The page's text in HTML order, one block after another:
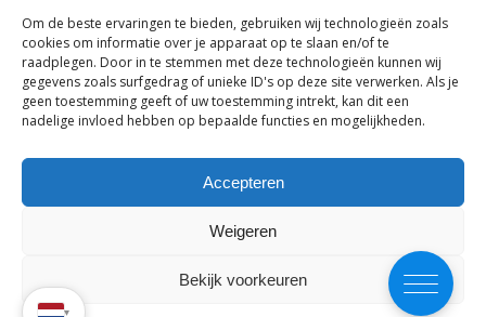
Om de beste ervaringen te bieden, gebruiken wij technologieën zoals
cookies om informatie over je apparaat op te slaan en/of te
raadplegen. Door in te stemmen met deze technologieën kunnen wij
gegevens zoals surfgedrag of unieke ID's op deze site verwerken. Als je
geen toestemming geeft of uw toestemming intrekt, kan dit een
nadelige invloed hebben op bepaalde functies en mogelijkheden.
Accepteren
Weigeren
Bekijk voorkeuren
Privacy
TranspaClean © 2026
KVK: 69870691 | BTW: NL858045734B01
▾